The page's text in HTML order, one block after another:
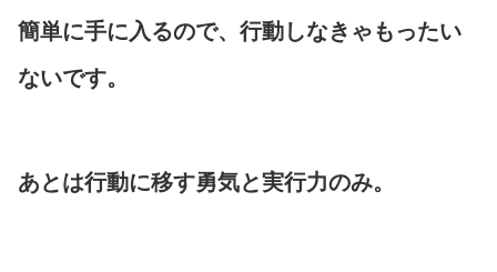
簡単に手に入るので、行動しなきゃもったい
ないです。
あとは行動に移す勇気と実行力のみ。